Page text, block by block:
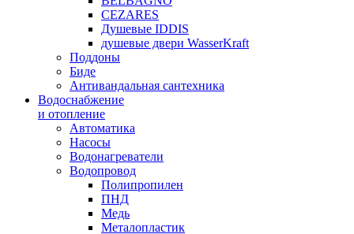
CEZARES
Душевые IDDIS
душевые двери WasserKraft
Поддоны
Биде
Антивандальная сантехника
Водоснабжение
и отопление
Автоматика
Насосы
Водонагреватели
Водопровод
Полипропилен
ПНД
Медь
Металопластик